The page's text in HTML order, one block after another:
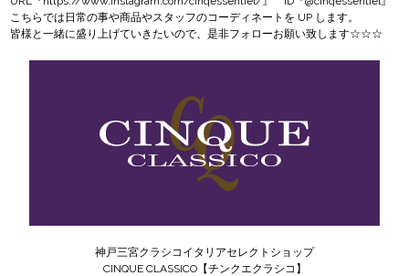
こちらでは日常の事や商品やスタッフのコーディネートを UP します。
皆様と一緒に盛り上げていきたいので、是非フォローお願い致します☆☆☆
神戸三宮クラシコイタリアセレクトショップ
CINQUE CLASSICO【チンクエクラシコ】